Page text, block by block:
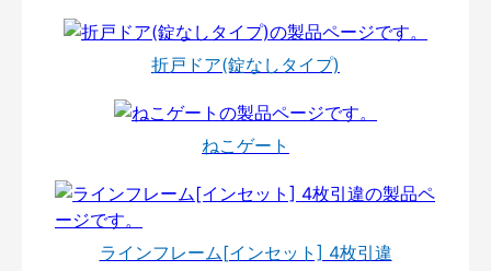
折戸ドア(錠なしタイプ)
ねこゲート
ラインフレーム[インセット] 4枚引違